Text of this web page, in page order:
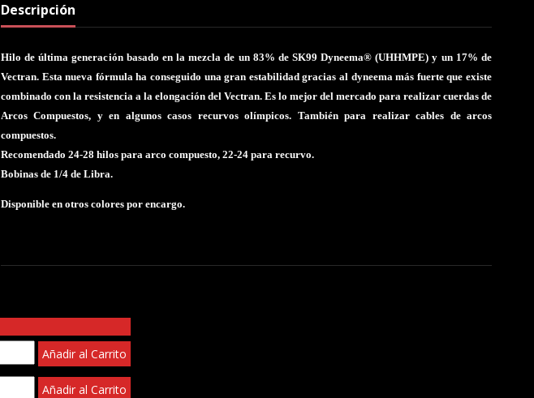
Descripción
Hilo de última generación basado en la mezcla de un 83% de SK99 Dyneema® (UHHMPE) y un 17% de
Vectran. Esta nueva fórmula ha conseguido una gran estabilidad gracias al dyneema más fuerte que existe
combinado con la resistencia a la elongación del Vectran. Es lo mejor del mercado para realizar cuerdas de
Arcos Compuestos, y en algunos casos recurvos olímpicos. También para realizar cables de arcos
compuestos.
Recomendado 24-28 hilos para arco compuesto, 22-24 para recurvo.
Bobinas de 1/4 de Libra.
Disponible en otros colores por encargo.
Añadir al Carrito
Añadir al Carrito